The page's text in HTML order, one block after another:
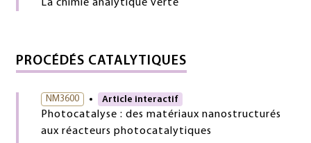
La chimie analytique verte
PROCÉDÉS CATALYTIQUES
NM3600 Article interactif
Photocatalyse : des matériaux nanostructurés
aux réacteurs photocatalytiques